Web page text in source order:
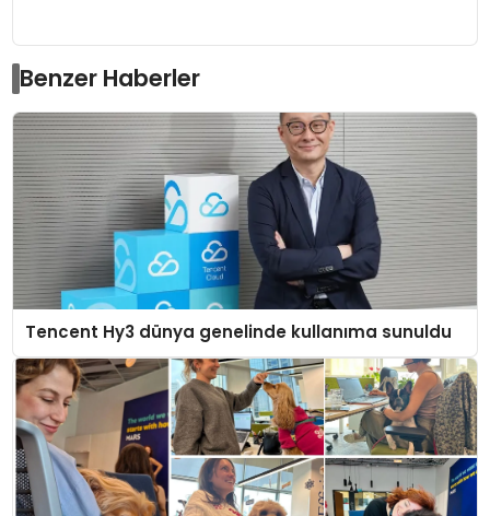
Benzer Haberler
Tencent Hy3 dünya genelinde kullanıma sunuldu